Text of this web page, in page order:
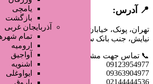
بازگشت
آذربایجان غربی
تمام شهر‌ها
ایواوغلی
خیابان سردار جنگل، بین خیابان میرزا بابایی
بانک سپه، پلاک ۱۵۱
جهت مشاوره رایگان: